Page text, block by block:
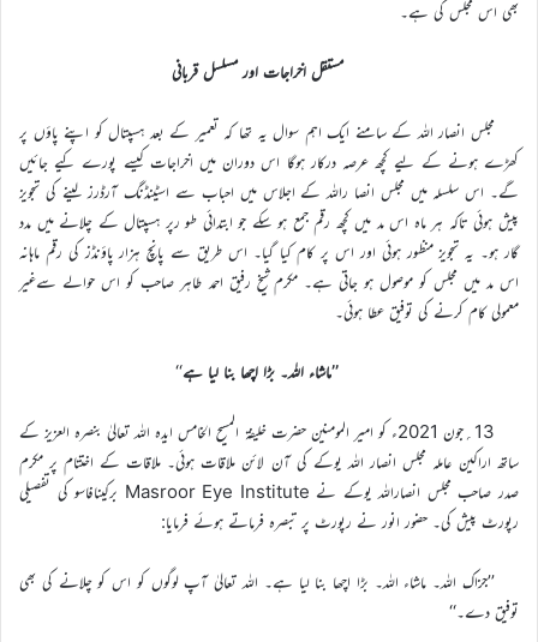
بھی اس مجلس کی ہے۔
مستقل اخراجات اور مسلسل قربانی
مجلس انصار اللہ کے سامنے ایک اہم سوال یہ تھا کہ تعمیر کے بعد ہسپتال کو اپنے پاؤں پر
کھڑے ہونے کے لیے کچھ عرصہ درکار ہوگا اس دوران میں اخراجات کیسے پورے کیے جائیں
گے۔ اس سلسلہ میں مجلس انصا راللہ کے اجلاس میں احباب سے اسٹینڈنگ آرڈرز لینے کی تجویز
پیش ہوئی تاکہ ہر ماہ اس مد میں کچھ رقم جمع ہو سکے جو ابتدائی طو رپر ہسپتال کے چلانے میں مدد
گار ہو۔ یہ تجویز منظور ہوئی اور اس پر کام کیا گیا۔ اس طریق سے پانچ ہزار پاؤنڈز کی رقم ماہانہ
اس مد میں مجلس کو موصول ہو جاتی ہے۔ مکرم شیخ رفیق احمد طاہر صاحب کو اس حوالے سےغیر
معمولی کام کرنے کی توفیق عطا ہوئی۔
’’ماشاء اللہ۔ بڑا اچھا بنا لیا ہے‘‘
13؍جون 2021ء کو امیر المومنین حضرت خلیفۃ المسیح الخامس ایدہ اللہ تعالیٰ بنصرہ العزیز کے
ساتھ اراکین عاملہ مجلس انصار اللہ یوکے کی آن لائن ملاقات ہوئی۔ ملاقات کے اختتام پر مکرم
صدر صاحب مجلس انصاراللہ یوکے نے Masroor Eye Institute برکینافاسو کی تفصیلی
رپورٹ پیش کی۔ حضور انور نے رپورٹ پر تبصرہ فرماتے ہوئے فرمایا:
’’جزاک اللہ۔ ماشاء اللہ۔ بڑا اچھا بنا لیا ہے۔ اللہ تعالیٰ آپ لوگوں کو اس کو چلانے کی بھی
توفیق دے۔‘‘